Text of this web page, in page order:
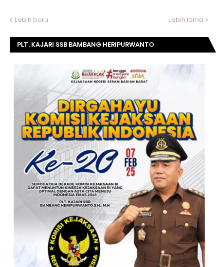
Lebih baru Lebih lama
PLT. KAJARI SSB BAMBANG HERIPURWANTO
KEJAKSAAN RI KE- 20 TAHUN.